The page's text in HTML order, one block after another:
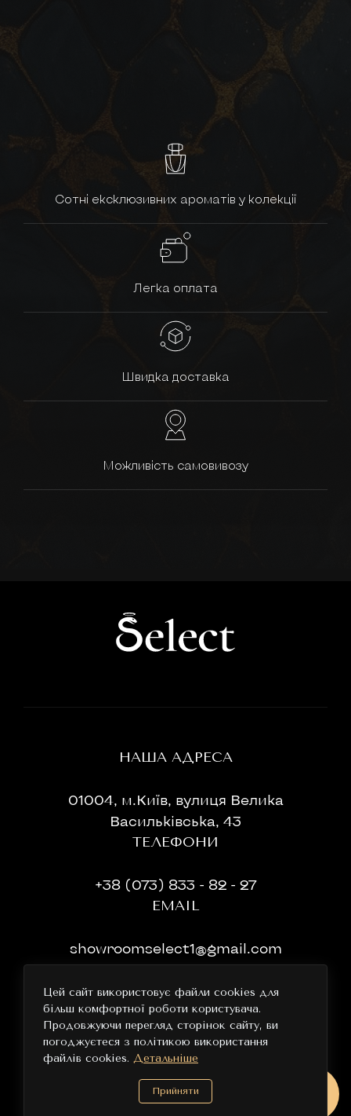
Сотні ексклюзивних ароматів у колекції
Легка оплата
Швидка доставка
Можливість самовивозу
НАША АДРЕСА
01004, м.Київ, вулиця Велика
Васильківська, 43
ТЕЛЕФОНИ
+38 (073) 833 - 82 - 27
EMAIL
showroomselect1@gmail.com
ГРАФІК РОБОТИ
11:00-19:00 без перерви та вихідних
Цей сайт використовує файли cookies для
більш комфортної роботи користувача.
Продовжуючи перегляд сторінок сайту, ви
погоджуєтеся з політикою використання
файлів cookies. Детальніше
Прийняти